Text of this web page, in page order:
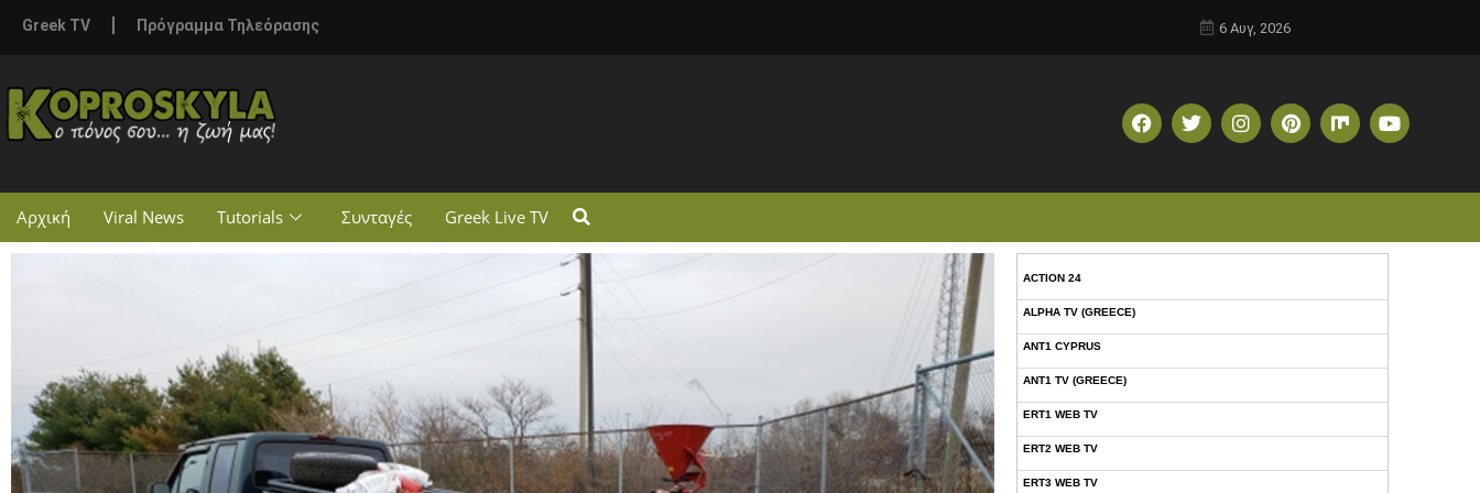
Greek TV Πρόγραμμα Τηλεόρασης 6 Αυγ, 2026
Αρχική Viral News Tutorials Συνταγές Greek Live TV
ACTION 24
ALPHA TV (GREECE)
ANT1 CYPRUS
ANT1 TV (GREECE)
ERT1 WEB TV
ERT2 WEB TV
ERT3 WEB TV